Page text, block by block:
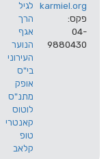
לגיל
הרך
אגף
הנוער
גבעת
רם
מרכז
מגדים
למערכת